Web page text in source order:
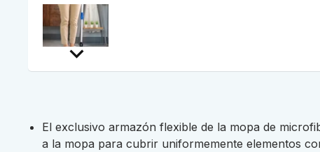
El exclusivo armazón flexible de la mopa de
a la mopa para cubrir uniformemente elementos